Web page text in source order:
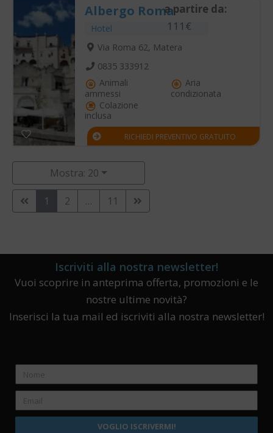
Albergo Roma
Hotel
a partire da:
111€
Via Roma 62, Matera
0835 333912
Animali
ammessi
Aria
condizionata
Colazione
inclusa
RICHIEDI PREVENTIVO GRATUITO
Mostra: 20
1 2 … 11
Iscriviti alla nostra newsletter!
Vuoi scoprire in anteprima offerta, promozioni e le
nostre ultime novità?
Inserisci la tua mail ed iscriviti alla nostra newsletter!
VOGLIO ISCRIVERMI!